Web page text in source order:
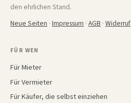
den ehrlichen Stand.
Neue Seiten · Impressum · AGB · Widerruf
FÜR WEN
Für Mieter
Für Vermieter
Für Käufer, die selbst einziehen